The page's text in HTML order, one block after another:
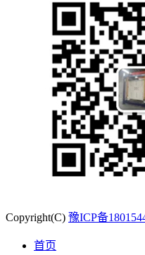
Copyright(C) 豫ICP备
首页